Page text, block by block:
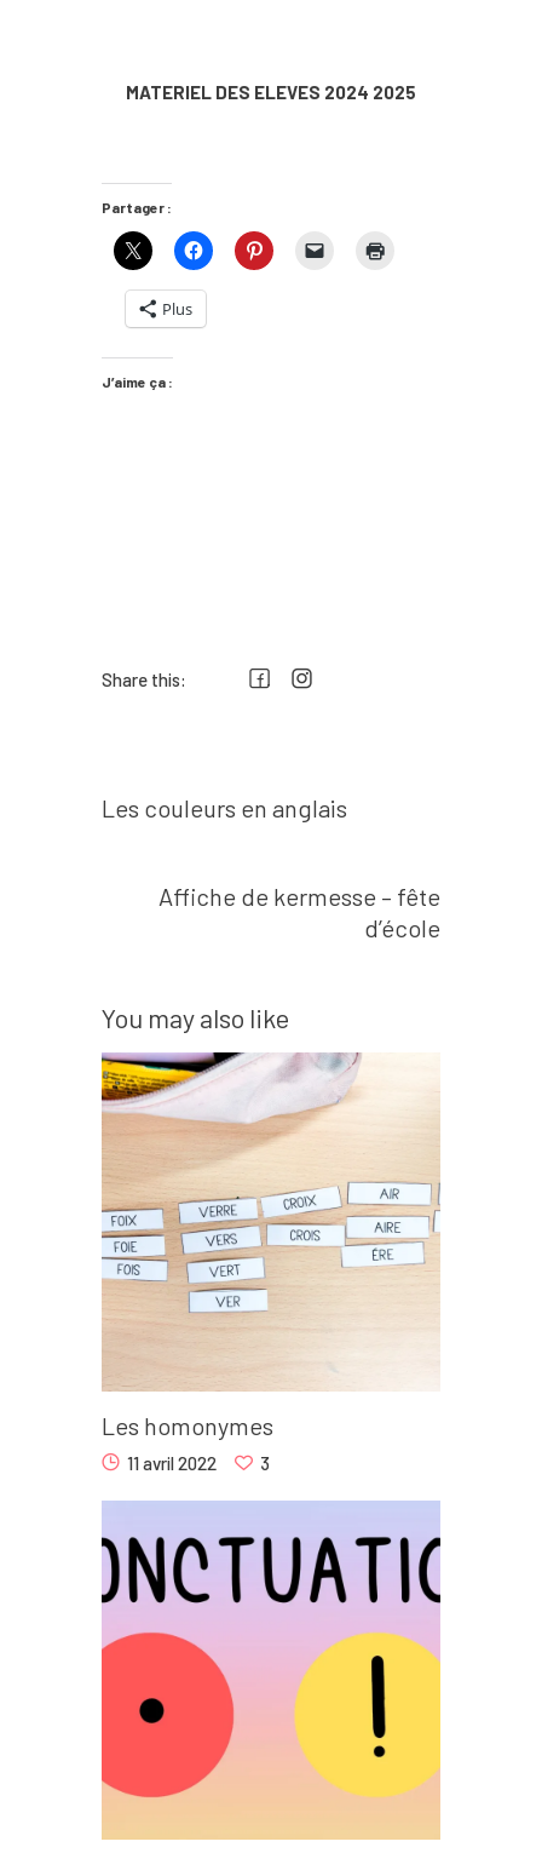
MATERIEL DES ELEVES 2024 2025
Partager :
Plus
J’aime ça :
Share this:
de
Les couleurs en anglais
Affiche de kermesse – fête
d’école
You may also like
Les homonymes
11 avril 2022 3